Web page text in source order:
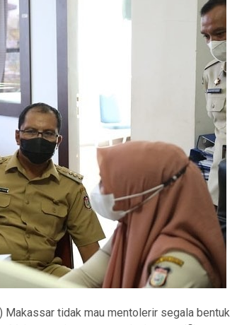
tidak mau mentolerir segala bentuk